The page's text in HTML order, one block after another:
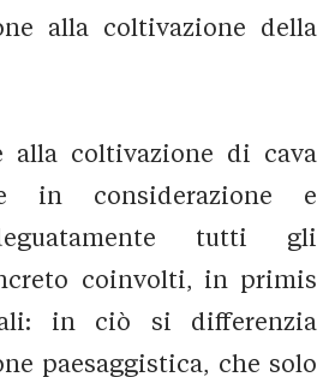
alla coltivazione della
alla coltivazione di cava
in considerazione e
tutti gli
coinvolti, in primis
in ciò si differenzia
paesaggistica, che solo